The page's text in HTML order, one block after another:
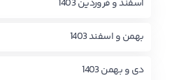
اسفند و فروردین 1403
بهمن و اسفند 1403
دی و بهمن 1403